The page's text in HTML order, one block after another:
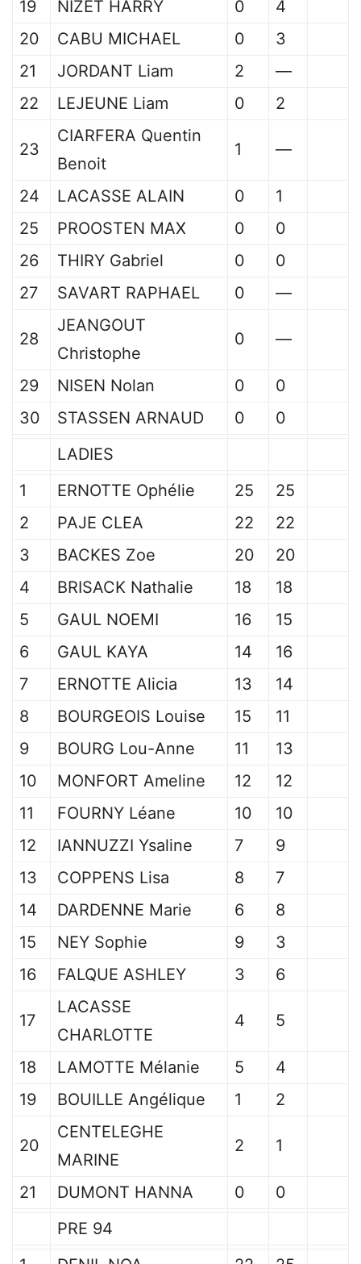
19 NIZET HARRY 0
4
20
CABU MICHAEL 0
3
21
JORDANT Liam 2
—
22
LEJEUNE Liam 0 2
23
CIARFERA Quentin
Benoit
1 —
24 LACASSE ALAIN 0
1
25
PROOSTEN MAX 0
0
26
THIRY Gabriel 0
0
27
SAVART RAPHAEL 0 —
28
JEANGOUT
Christophe
0 —
29 NISEN Nolan 0
0
30
STASSEN ARNAUD 0
0
LADIES
1
ERNOTTE Ophélie 25
25
2
PAJE CLEA 22
22
3
BACKES Zoe 20
20
4
BRISACK Nathalie 18
18
5
GAUL NOEMI 16
15
6
GAUL KAYA 14
16
7
ERNOTTE Alicia 13
14
8
BOURGEOIS Louise 15
11
9
BOURG Lou-Anne 11
13
10
MONFORT Ameline 12
12
11
FOURNY Léane 10
10
12
IANNUZZI Ysaline 7
9
13
COPPENS Lisa 8
7
14
DARDENNE Marie 6
8
15
NEY Sophie 9
3
16
FALQUE ASHLEY 3 6
17
LACASSE
CHARLOTTE
4 5
18 LAMOTTE Mélanie 5
4
19
BOUILLE Angélique 1 2
20
CENTELEGHE
MARINE
2 1
21 DUMONT HANNA 0
0
PRE 94